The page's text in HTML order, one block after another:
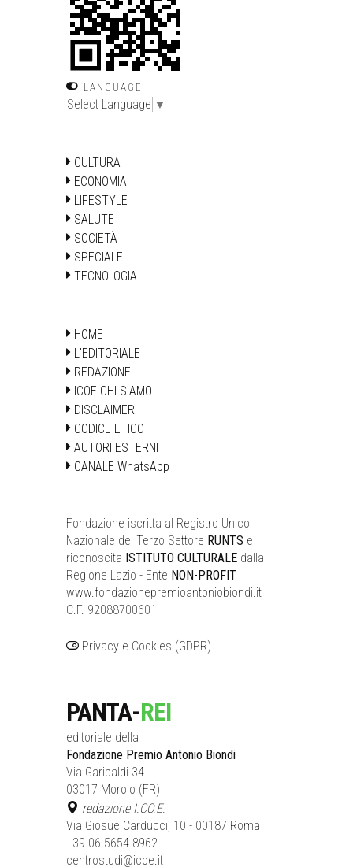
LANGUAGE
Select Language ▼
CULTURA
ECONOMIA
LIFESTYLE
SALUTE
SOCIETÀ
SPECIALE
TECNOLOGIA
HOME
L'EDITORIALE
REDAZIONE
ICOE CHI SIAMO
DISCLAIMER
CODICE ETICO
AUTORI ESTERNI
CANALE WhatsApp
Fondazione iscritta al Registro Unico
Nazionale del Terzo Settore RUNTS e
riconoscita ISTITUTO CULTURALE dalla
Regione Lazio - Ente NON-PROFIT
www.fondazionepremioantoniobiondi.it
C.F. 92088700601
Privacy e Cookies (GDPR)
PANTA-REI
editoriale della
Fondazione Premio Antonio Biondi
Via Garibaldi 34
03017 Morolo (FR)
redazione I.CO.E.
Via Giosué Carducci, 10 - 00187 Roma
+39.06.5654.8962
centrostudi@icoe.it